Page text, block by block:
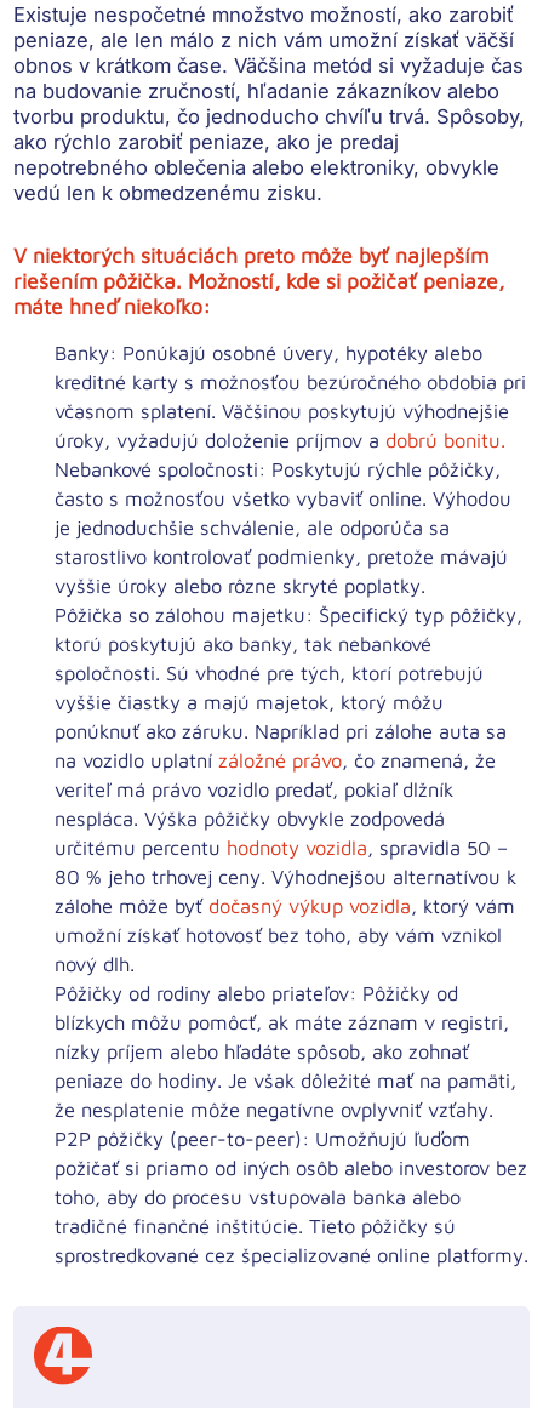
Existuje nespočetné množstvo možností, ako zarobiť
peniaze, ale len málo z nich vám umožní získať väčší
obnos v krátkom čase. Väčšina metód si vyžaduje čas
na budovanie zručností, hľadanie zákazníkov alebo
tvorbu produktu, čo jednoducho chvíľu trvá. Spôsoby,
ako rýchlo zarobiť peniaze, ako je predaj
nepotrebného oblečenia alebo elektroniky, obvykle
vedú len k obmedzenému zisku.
V niektorých situáciách preto môže byť najlepším
riešením pôžička. Možností, kde si požičať peniaze,
máte hneď niekoľko:
Banky: Ponúkajú osobné úvery, hypotéky alebo
kreditné karty s možnosťou bezúročného obdobia pri
včasnom splatení. Väčšinou poskytujú výhodnejšie
úroky, vyžadujú doloženie príjmov a dobrú bonitu.
Nebankové spoločnosti: Poskytujú rýchle pôžičky,
často s možnosťou všetko vybaviť online. Výhodou
je jednoduchšie schválenie, ale odporúča sa
starostlivo kontrolovať podmienky, pretože mávajú
vyššie úroky alebo rôzne skryté poplatky.
Pôžička so zálohou majetku: Špecifický typ pôžičky,
ktorú poskytujú ako banky, tak nebankové
spoločnosti. Sú vhodné pre tých, ktorí potrebujú
vyššie čiastky a majú majetok, ktorý môžu
ponúknuť ako záruku. Napríklad pri zálohe auta sa
na vozidlo uplatnízáložné právo , čo znamená, že
veriteľ má právo vozidlo predať, pokiaľ dlžník
nespláca. Výška pôžičky obvykle zodpovedá
určitému percentu hodnoty vozidla , spravidla 50 –
80 % jeho trhovej ceny. Výhodnejšou alternatívou k
zálohe môže byť dočasný výkup vozidla , ktorý vám
umožní získať hotovosť bez toho, aby vám vznikol
nový dlh.
Pôžičky od rodiny alebo priateľov: Pôžičky od
blízkych môžu pomôcť, ak máte záznam v registri,
nízky príjem alebo hľadáte spôsob, ako zohnať
peniaze do hodiny. Je však dôležité mať na pamäti,
že nesplatenie môže negatívne ovplyvniť vzťahy.
P2P pôžičky (peer-to-peer): Umožňujú ľuďom
požičať si priamo od iných osôb alebo investorov bez
toho, aby do procesu vstupovala banka alebo
tradičné finančné inštitúcie. Tieto pôžičky sú
sprostredkované cez špecializované online platformy.